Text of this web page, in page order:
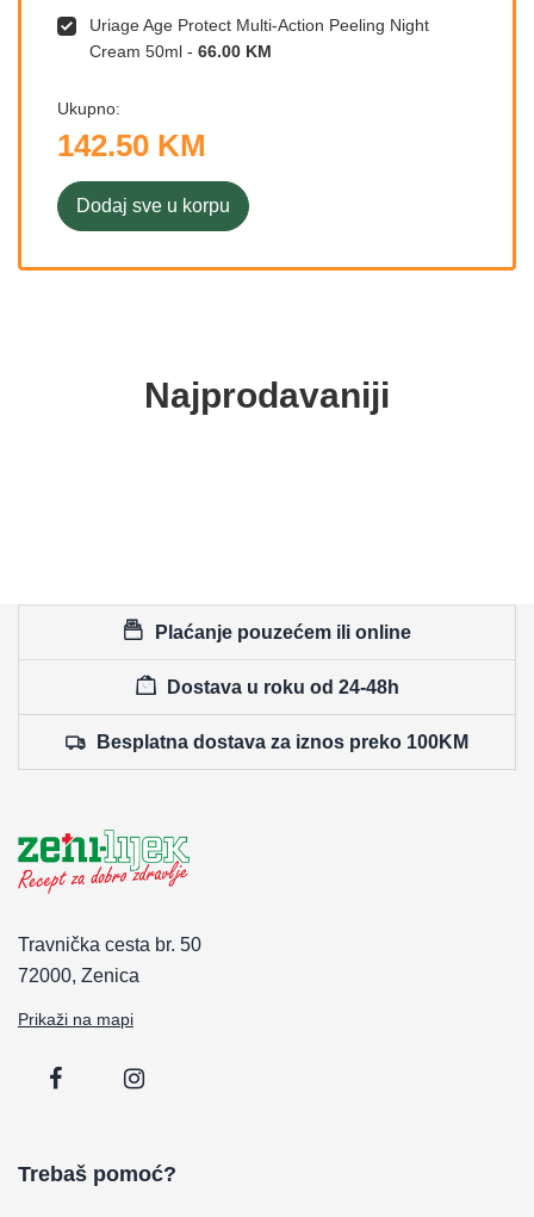
Uriage Age Protect Multi-Action Peeling Night
Cream 50ml - 66.00 KM
Ukupno:
142.50 KM
Dodaj sve u korpu
Najprodavaniji
Plaćanje pouzećem ili online
Dostava u roku od 24-48h
Besplatna dostava za iznos preko 100KM
Travnička cesta br. 50
72000, Zenica
Prikaži na mapi
Trebaš pomoć?